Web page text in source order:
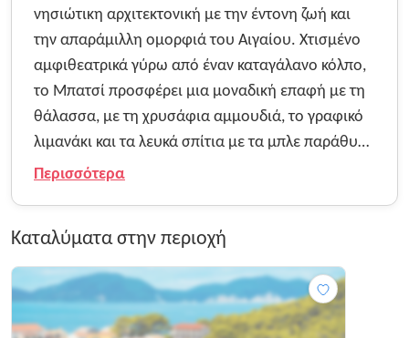
Καταλύματα στην περιοχή
νησιώτικη αρχιτεκτονική με την έντονη ζωή και
την απαράμιλλη ομορφιά του Αιγαίου. Χτισμένο
αμφιθεατρικά γύρω από έναν καταγάλανο κόλπο,
το Μπατσί προσφέρει μια μοναδική επαφή με τη
θάλασσα, με τη χρυσάφια αμμουδιά, το γραφικό
λιμανάκι και τα λευκά σπίτια με τα μπλε παράθυρα
να δημιουργούν ένα σκηνικό απόλυτης
που σφύζει από ζωή, με τις παραδοσιακές
ταβέρνες, τα καφέ και τα εμπορικά καταστήματα
να προσφέρουν μια αυθεντική εικόνα της
ανδριώτικης φιλοξενίας. Η αύρα του Μπατσίου
Περισσότερα